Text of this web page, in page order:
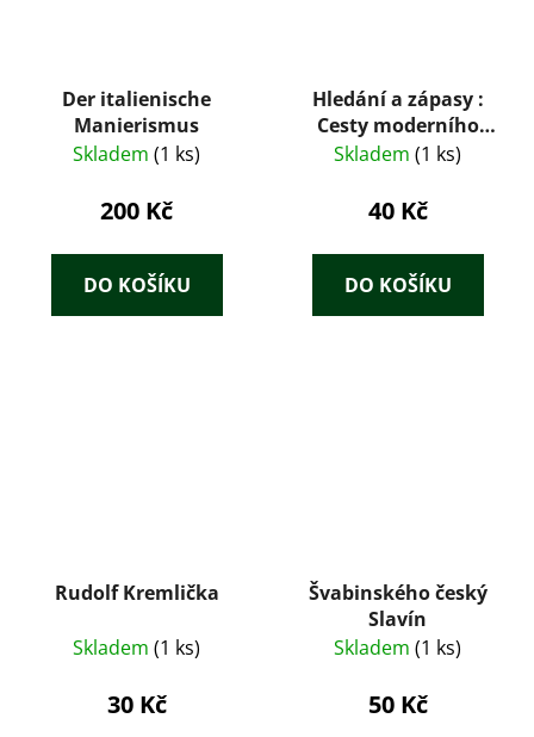
Der italienische
Manierismus
Skladem (1 ks)
200 Kč
DO KOŠÍKU
Hledání a zápasy :
Cesty moderního
umění
Skladem (1 ks)
40 Kč
DO KOŠÍKU
Rudolf Kremlička
Skladem (1 ks)
30 Kč
Švabinského český
Slavín
Skladem (1 ks)
50 Kč